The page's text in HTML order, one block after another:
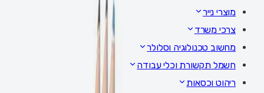
מוצרי נייר
צרכי משרד
מחשוב טכנולוגיה וסלולר
חשמל תקשורת וכלי עבודה
ריהוט וכסאות